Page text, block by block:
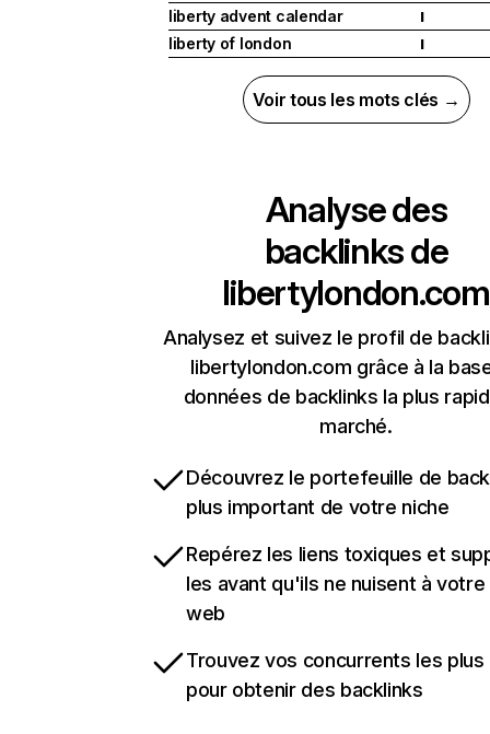
liberty advent calendar I
liberty of london I
Voir tous les mots clés →
Analyse des
backlinks de
libertylondon.com
Analysez et suivez le profil de
libertylondon.com grâce à la
données de backlinks la plus
marché.
Découvrez le portefeuille de
plus important de votre niche
Repérez les liens toxiques et
les avant qu'ils ne nuisent à
web
Trouvez vos concurrents les
pour obtenir des backlinks